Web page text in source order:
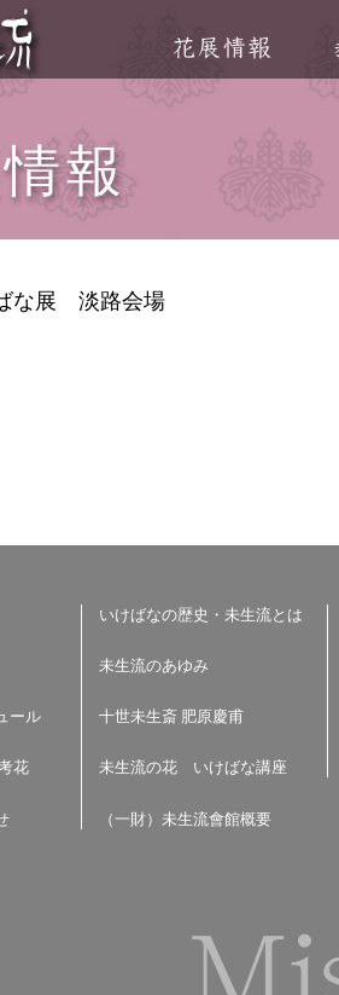
報
な展 淡路会場
ール
花
いけばなの歴史・未生流とは
未生流のあゆみ
十世未生斎 肥原慶甫
未生流の花 いけばな講座
（一財）未生流會館概要